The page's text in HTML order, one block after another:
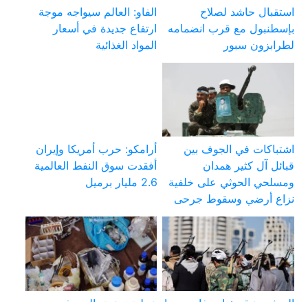
استقبال حاشد لصلاح
بإسطنبول مع قرب انضمامه
لطرابزون سبور
الفاو: العالم سيواجه موجة
ارتفاع جديدة في أسعار
المواد الغذائية
اشتباكات في الجوف بين
قبائل آل كثير همدان
ومسلحي الحوثي على خلفية
نزاع أرضي وسقوط جرحى
أرامكو: حرب أمريكا وإيران
أفقدت سوق النفط العالمية
2.6 مليار برميل